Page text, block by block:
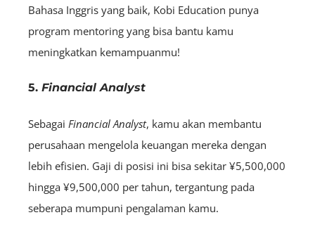
Bahasa Inggris yang baik, Kobi Education punya
program mentoring yang bisa bantu kamu
meningkatkan kemampuanmu!
5. Financial Analyst
Sebagai FinancialAnalyst, kamu akan membantu
perusahaan mengelola keuangan mereka dengan
lebih efisien. Gaji di posisi ini bisa sekitar ¥5,500,000
hingga ¥9,500,000 per tahun, tergantung pada
seberapa mumpuni pengalaman kamu.